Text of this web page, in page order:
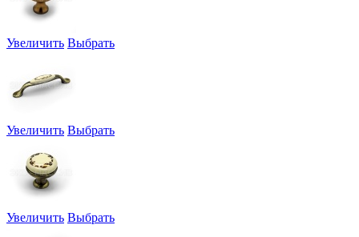
Увеличить Выбрать
Увеличить Выбрать
Увеличить Выбрать